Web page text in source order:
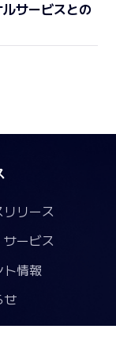
ルサービスとの
リリース
ービス
ト情報
せ